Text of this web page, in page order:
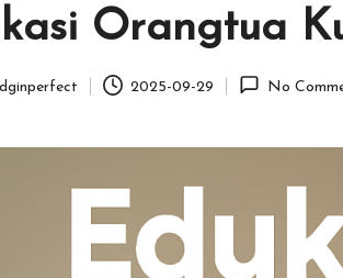
Orangtua
2025-09-29 No